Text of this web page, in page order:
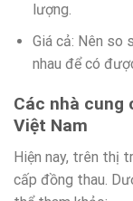
lượng.
Giá cả: Nên so
nhau để có
Các nhà
Việt Nam
Hiện nay, trên thị
cấp đồng thau.